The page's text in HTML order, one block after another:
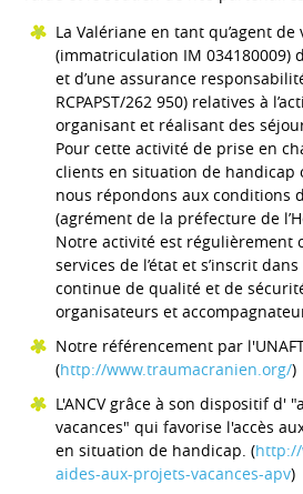
La Valériane en tant qu’agent de
(immatriculation IM 034180009)
et d’une assurance
RCPAPST/262 950) relatives à
organisant et réalisant des
Pour cette activité de prise en
clients en situation de handicap
nous répondons aux conditions
(agrément de la préfecture de
Notre activité est régulièrement
services de l’état et s’inscrit
continue de qualité et de
organisateurs et
Notre référencement par
(http://www.traumacranien.org/)
L'ANCV grâce à son dispositif d'
vacances" qui favorise l'accès
en situation de handicap. (http://
aides-aux-projets-vacances-apv)